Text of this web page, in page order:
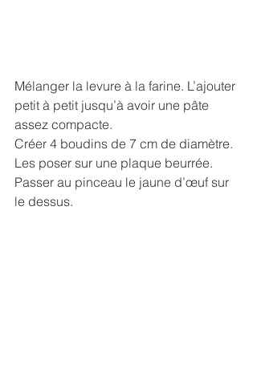
Mélanger la levure à la farine. L’ajouter
petit à petit jusqu’à avoir une pâte
assez compacte.
Créer 4 boudins de 7 cm de diamètre.
Les poser sur une plaque beurrée.
Passer au pinceau le jaune d’œuf sur
le dessus.